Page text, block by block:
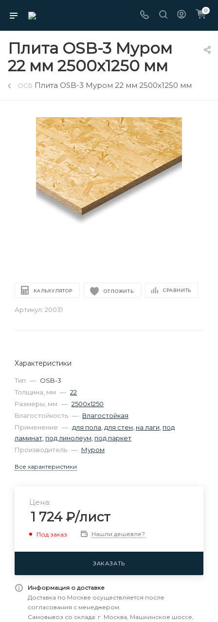
0
Плита OSB-3 Муром
22 мм 2500х1250 мм
ОСБ Плита OSB-3 Муром 22 мм 2500х1250 мм
КАЛЬКУЛЯТОР ОТЛОЖИТЬ СРАВНИТЬ
Артикул: 20031
Характеристики
Тип — OSB-3
Толщина, мм — 22
Размеры, мм — 2500х1250
Влагостойкость — Влагостойкая
Применение — для пола для стен на лаги под
ламинат под линолеум под паркет
Производитель — Муром
Все характеристики
Цена:
1 724₽/лист
Под заказ Нашли дешевле?
ЗАКАЗАТЬ
Информация о доставке
Доставка по Москве осуществляется после
согласования с менеджером.
Самовывоз со склада: г. Москва, Машкинское шоссе,